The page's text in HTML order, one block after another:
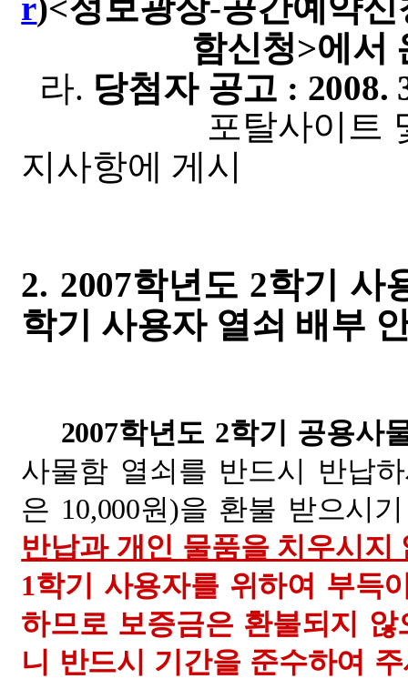
함신청>에서 온
라. 당첨자 공고 : 2008.
포탈사이트 및 홈
지사항에 게시
2. 2007학년도 2학기 사
학기 사용자 열쇠 배부
2007학년도 2학기 공용사
사물함 열쇠를 반드시 반납
은 10,000원)을 환불 받으시
반납과 개인 물품을 치우시지
1학기 사용자를 위하여 부득
하므로 보증금은 환불되지
니 반드시 기간을 준수하여